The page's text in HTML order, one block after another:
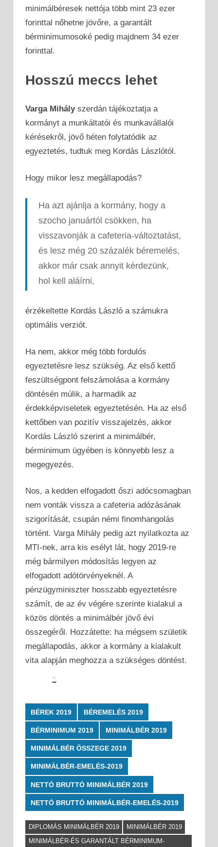
minimálbéresek nettója több mint 23 ezer
forinttal nőhetne jövőre, a garantált
bérminimumosoké pedig majdnem 34 ezer
forinttal.
Hosszú meccs lehet
Varga Mihályszerdán tájékoztatja a
kormányt a munkáltatói és munkavállalói
kérésekről, jövő héten folytatódik az
egyeztetés, tudtuk meg Kordás Lászlótól.
Hogy mikor lesz megállapodás?
Ha azt ajánlja a kormány, hogy a
szocho januártól csökken, ha
visszavonják a cafeteria-változtatást,
és lesz még 20 százalék béremelés,
akkor már csak annyit kérdezünk,
hol kell aláírni,
érzékeltette Kordás László a számukra
optimális verziót.
Ha nem, akkor még több fordulós
egyeztetésre lesz szükség. Az első kettő
feszültségpont felszámolása a kormány
döntésén múlik, a harmadik az
érdekképviseletek egyeztetésén. Ha az első
kettőben van pozitív visszajelzés, akkor
Kordás László szerint a minimálbér,
bérminimum ügyében is könnyebb lesz a
megegyezés.
Nos, a kedden elfogadott őszi adócsomagban
nem vonták vissza a cafeteria adózásának
szigorítását, csupán némi finomhangolás
történt. Varga Mihály pedig azt nyilatkozta az
MTI-nek, arra kis esélyt lát, hogy 2019-re
még bármilyen módosítás legyen az
elfogadott adótörvényeknél. A
pénzügyminiszter hosszabb egyeztetésre
számít, de az év végére szerinte kialakul a
közös döntés a minimálbér jövő évi
összegéről. Hozzátette: ha mégsem születik
megállapodás, akkor a kormány a kialakult
vita alapján meghozza a szükséges döntést.
1
BÉREK 2019 BÉREMELÉS 2019
BÉRMINIMUM 2019 MINIMÁLBÉR 2019
MINIMÁLBÉR ÖSSZEGE 2019
MINIMÁLBÉR-EMELÉS-2019
NETTÓ BRUTTÓ MINIMÁLBÉR 2019
NETTÓ BRUTTÓ MINIMÁLBÉR-EMELÉS-2019
DIPLOMÁS MINIMÁLBÉR 2019
MINIMÁLBÉR 2019
MINIMÁLBÉR-ÉS GARANTÁLT BÉRMINIMUM-